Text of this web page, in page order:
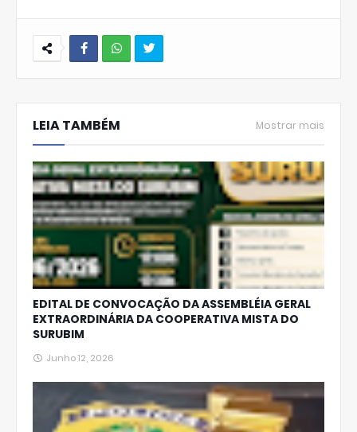
hats
Ap
LEIA TAMBÉM Mostrar mais
EDITAL DE CONVOCAÇÃO DA ASSEMBLÉIA GERAL
EXTRAORDINÁRIA DA COOPERATIVA MISTA DO
SURUBIM
Junho 12, 2026